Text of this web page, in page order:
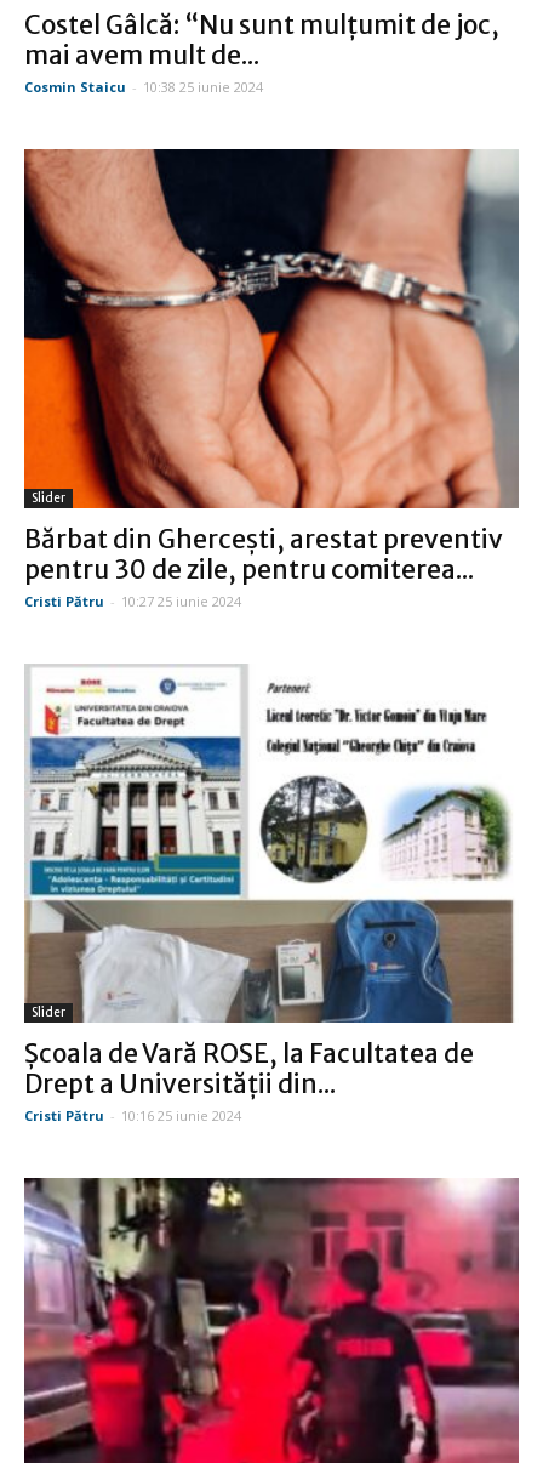
Costel Gâlcă: “Nu sunt mulţumit de joc,
mai avem mult de...
Cosmin Staicu - 10:38 25 iunie 2024
Slider
Bărbat din Gherceşti, arestat preventiv
pentru 30 de zile, pentru comiterea...
Cristi Pătru - 10:27 25 iunie 2024
Slider
Şcoala de Vară ROSE, la Facultatea de
Drept a Universităţii din...
Cristi Pătru - 10:16 25 iunie 2024